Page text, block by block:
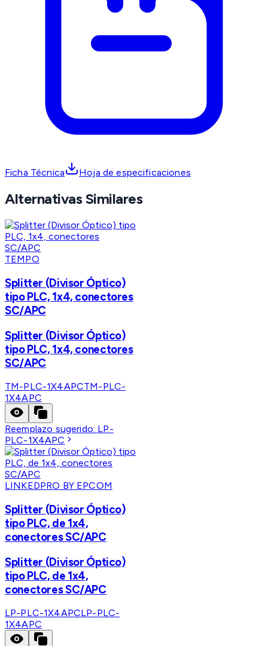
Ficha Técnica Hoja de especificaciones
Alternativas Similares
TEMPO
Splitter (Divisor Óptico)
tipo PLC, 1x4, conectores
SC/APC
Splitter (Divisor Óptico)
tipo PLC, 1x4, conectores
SC/APC
TM-PLC-1X4APCTM-PLC-
1X4APC
Reemplazo sugerido: LP-
PLC-1X4APC
LINKEDPRO BY EPCOM
Splitter (Divisor Óptico)
tipo PLC, de 1x4,
conectores SC/APC
Splitter (Divisor Óptico)
tipo PLC, de 1x4,
conectores SC/APC
LP-PLC-1X4APCLP-PLC-
1X4APC